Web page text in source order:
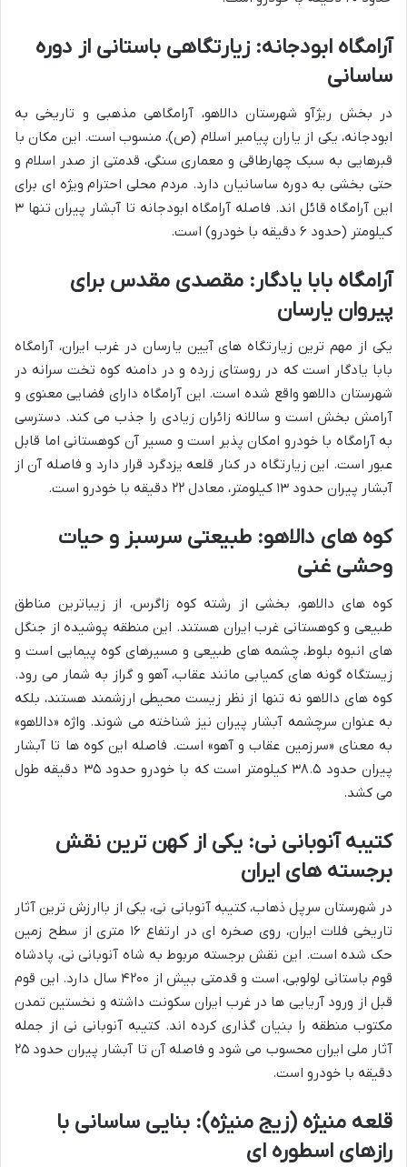
آرامگاه ابودجانه: زیارتگاهی باستانی از دوره
ساسانی
در بخش ریژآو شهرستان دالاهو، آرامگاهی مذهبی و تاریخی به
ابودجانه، یکی از یاران پیامبر اسلام (ص)، منسوب است. این مکان با
قبرهایی به سبک چهارطاقی و معماری سنگی، قدمتی از صدر اسلام و
حتی بخشی به دوره ساسانیان دارد. مردم محلی احترام ویژه ای برای
این آرامگاه قائل اند. فاصله آرامگاه ابودجانه تا آبشار پیران تنها ۳
کیلومتر (حدود ۶ دقیقه با خودرو) است.
آرامگاه بابا یادگار: مقصدی مقدس برای
پیروان یارسان
یکی از مهم ترین زیارتگاه های آیین یارسان در غرب ایران، آرامگاه
بابا یادگار است که در روستای زرده و در دامنه کوه تخت سرانه در
شهرستان دالاهو واقع شده است. این آرامگاه دارای فضایی معنوی و
آرامش بخش است و سالانه زائران زیادی را جذب می کند. دسترسی
به آرامگاه با خودرو امکان پذیر است و مسیر آن کوهستانی اما قابل
عبور است. این زیارتگاه در کنار قلعه یزدگرد قرار دارد و فاصله آن از
آبشار پیران حدود ۱۳ کیلومتر، معادل ۲۲ دقیقه با خودرو است.
کوه های دالاهو: طبیعتی سرسبز و حیات
وحشی غنی
کوه های دالاهو، بخشی از رشته کوه زاگرس، از زیباترین مناطق
طبیعی و کوهستانی غرب ایران هستند. این منطقه پوشیده از جنگل
های انبوه بلوط، چشمه های طبیعی و مسیرهای کوه پیمایی است و
زیستگاه گونه های کمیابی مانند عقاب، آهو و گراز به شمار می رود.
کوه های دالاهو نه تنها از نظر زیست محیطی ارزشمند هستند، بلکه
به عنوان سرچشمه آبشار پیران نیز شناخته می شوند. واژه «دالاهو»
به معنای «سرزمین عقاب و آهو» است. فاصله این کوه ها تا آبشار
پیران حدود ۳۸.۵ کیلومتر است که با خودرو حدود ۳۵ دقیقه طول
می کشد.
کتیبه آنوبانی نی: یکی از کهن ترین نقش
برجسته های ایران
در شهرستان سرپل ذهاب، کتیبه آنوبانی نی، یکی از باارزش ترین آثار
تاریخی فلات ایران، روی صخره ای در ارتفاع ۱۶ متری از سطح زمین
حک شده است. این نقش برجسته مربوط به شاه آنوبانی نی، پادشاه
قوم باستانی لولوبی، است و قدمتی بیش از ۴۲۰۰ سال دارد. این قوم
قبل از ورود آریایی ها در غرب ایران سکونت داشته و نخستین تمدن
مکتوب منطقه را بنیان گذاری کرده اند. کتیبه آنوبانی نی از جمله
آثار ملی ایران محسوب می شود و فاصله آن تا آبشار پیران حدود ۲۵
دقیقه با خودرو است.
قلعه منیژه (زیج منیژه): بنایی ساسانی با
رازهای اسطوره ای